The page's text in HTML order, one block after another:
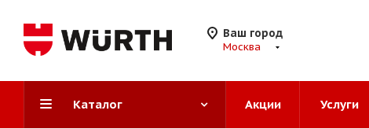
Ваш город
Москва
Каталог Акции Услуги